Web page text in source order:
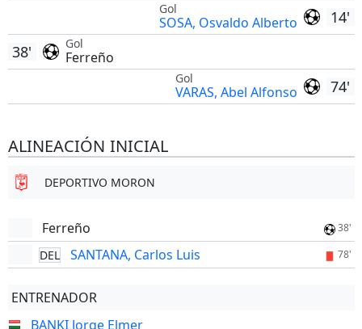
14'
Gol
SOSA, Osvaldo Alberto
Gol
Ferreño
38'
74'
Gol
VARAS, Abel Alfonso
ALINEACIÓN INICIAL
DEPORTIVO MORON
Ferreño 38'
DEL SANTANA, Carlos Luis 78'
ENTRENADOR
BANKI Jorge Elmer